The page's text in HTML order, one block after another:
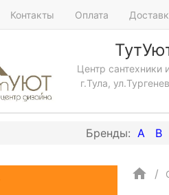
Контакты Оплата
Центр сантехники
г.Тула,
A B